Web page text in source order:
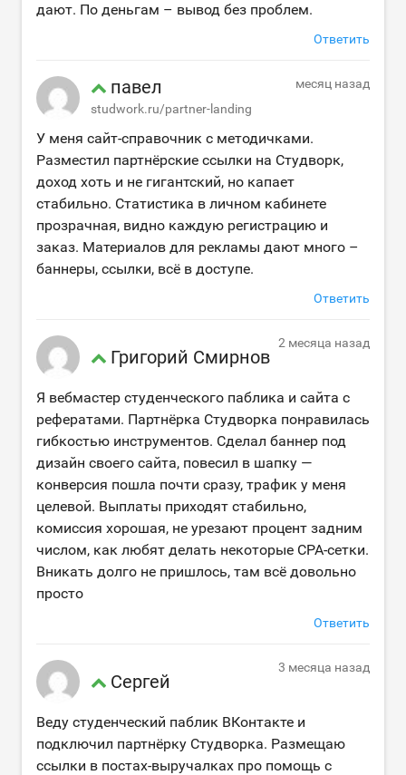
дают. По деньгам – вывод без проблем.
Ответить
павел
studwork.ru/partner-landing
месяц назад
У меня сайт-справочник с методичками.
Разместил партнёрские ссылки на Студворк,
доход хоть и не гигантский, но капает
стабильно. Статистика в личном кабинете
прозрачная, видно каждую регистрацию и
заказ. Материалов для рекламы дают много –
баннеры, ссылки, всё в доступе.
Ответить
Григорий Смирнов
2 месяца назад
Я вебмастер студенческого паблика и сайта с
рефератами. Партнёрка Студворка понравилась
гибкостью инструментов. Сделал баннер под
дизайн своего сайта, повесил в шапку —
конверсия пошла почти сразу, трафик у меня
целевой. Выплаты приходят стабильно,
комиссия хорошая, не урезают процент задним
числом, как любят делать некоторые CPA-сетки.
Вникать долго не пришлось, там всё довольно
просто
Ответить
Сергей
3 месяца назад
Веду студенческий паблик ВКонтакте и
подключил партнёрку Студворка. Размещаю
ссылки в постах-выручалках про помощь с